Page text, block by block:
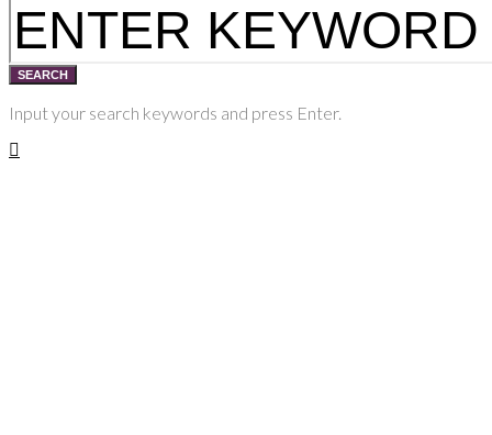
SEARCH
Input your search keywords and press Enter.